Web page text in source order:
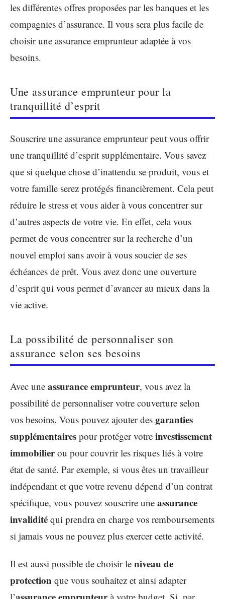
les différentes offres proposées par les banques et les
compagnies d’assurance. Il vous sera plus facile de
choisir une assurance emprunteur adaptée à vos
besoins.
Une assurance emprunteur pour la
tranquillité d’esprit
Souscrire une assurance emprunteur peut vous offrir
une tranquillité d’esprit supplémentaire. Vous savez
que si quelque chose d’inattendu se produit, vous et
votre famille serez protégés financièrement. Cela peut
réduire le stress et vous aider à vous concentrer sur
d’autres aspects de votre vie. En effet, cela vous
permet de vous concentrer sur la recherche d’un
nouvel emploi sans avoir à vous soucier de ses
échéances de prêt. Vous avez donc une ouverture
d’esprit qui vous permet d’avancer au mieux dans la
vie active.
La possibilité de personnaliser son
assurance selon ses besoins
Avec une assurance emprunteur, vous avez la
possibilité de personnaliser votre couverture selon
vos besoins. Vous pouvez ajouter des garanties
supplémentaires pour protéger votre investissement
immobilierou pour couvrir les risques liés à votre
état de santé. Par exemple, si vous êtes un travailleur
indépendant et que votre revenu dépend d’un contrat
spécifique, vous pouvez souscrire une assurance
invalidité qui prendra en charge vos remboursements
si jamais vous ne pouvez plus exercer cette activité.
Il est aussi possible de choisir le niveau de
protection que vous souhaitez et ainsi adapter